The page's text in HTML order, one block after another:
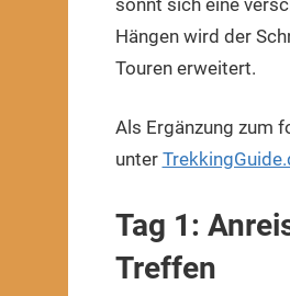
Hängen wird der
Touren erweitert.
Als Ergänzung zum
unter
Tag 1:
Treffen